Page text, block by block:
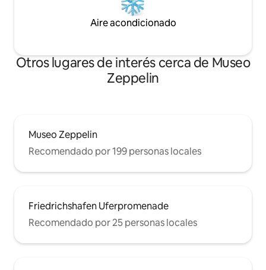
Aire acondicionado
Otros lugares de interés cerca de Museo
Zeppelin
Museo Zeppelin
Recomendado por 199 personas locales
Friedrichshafen Uferpromenade
Recomendado por 25 personas locales